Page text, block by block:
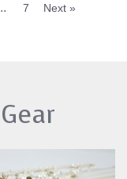
7 Next »